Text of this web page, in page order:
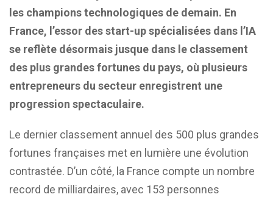
les champions technologiques de demain. En
France, l’essor des start-up spécialisées dans l’IA
se reflète désormais jusque dans le classement
des plus grandes fortunes du pays, où plusieurs
entrepreneurs du secteur enregistrent une
progression spectaculaire.
Le dernier classement annuel des 500 plus grandes
fortunes françaises met en lumière une évolution
contrastée. D’un côté, la France compte un nombre
record de milliardaires, avec 153 personnes